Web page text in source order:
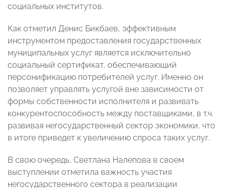
социальных институтов.
Как отметил Денис Бикбаев, эффективным
инструментом предоставления государственных
муниципальных услуг является исключительно
социальный сертификат, обеспечивающий
персонификацию потребителей услуг. Именно он
позволяет управлять услугой вне зависимости от
формы собственности исполнителя и развивать
конкурентоспособность между поставщиками, в т.ч.
развивая негосударственный сектор экономики, что
в итоге приведет к увеличению спроса таких услуг.
В свою очередь, Светлана Налепова в своем
выступлении отметила важность участия
негосударственного сектора в реализации